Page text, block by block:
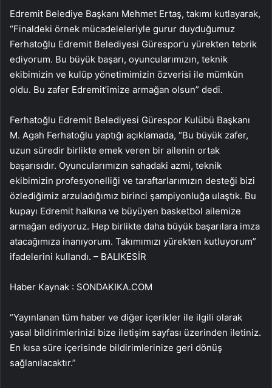
Edremit Belediye Başkanı Mehmet Ertaş, takımı kutlayarak,
“Finaldeki örnek mücadeleleriyle gurur duyduğumuz
Ferhatoğlu Edremit Belediyesi Gürespor’u yürekten tebrik
ediyorum. Bu büyük başarı, oyuncularımızın, teknik
ekibimizin ve kulüp yönetimimizin özverisi ile mümkün
oldu. Bu zafer Edremit’imize armağan olsun” dedi.
Ferhatoğlu Edremit Belediyesi Gürespor Kulübü Başkanı
M. Agah Ferhatoğlu yaptığı açıklamada, “Bu büyük zafer,
uzun süredir birlikte emek veren bir ailenin ortak
başarısıdır. Oyuncularımızın sahadaki azmi, teknik
ekibimizin profesyonelliği ve taraftarlarımızın desteği bizi
özlediğimiz arzuladığımız birinci şampiyonluğa ulaştık. Bu
kupayı Edremit halkına ve büyüyen basketbol ailemize
armağan ediyoruz. Hep birlikte daha büyük başarılara imza
atacağımıza inanıyorum. Takımımızı yürekten kutluyorum”
ifadelerini kullandı. – BALIKESİR
Haber Kaynak : SONDAKIKA.COM
“Yayınlanan tüm haber ve diğer içerikler ile ilgili olarak
yasal bildirimlerinizi bize iletişim sayfası üzerinden iletiniz.
En kısa süre içerisinde bildirimlerinize geri dönüş
sağlanılacaktır.”